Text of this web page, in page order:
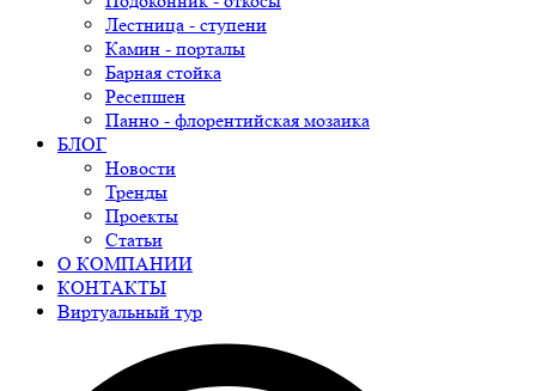
Лестница - ступени
Камин - порталы
Барная стойка
Ресепшен
Панно - флорентийская мозаика
БЛОГ
Новости
Тренды
Проекты
Статьи
О КОМПАНИИ
КОНТАКТЫ
Виртуальный тур